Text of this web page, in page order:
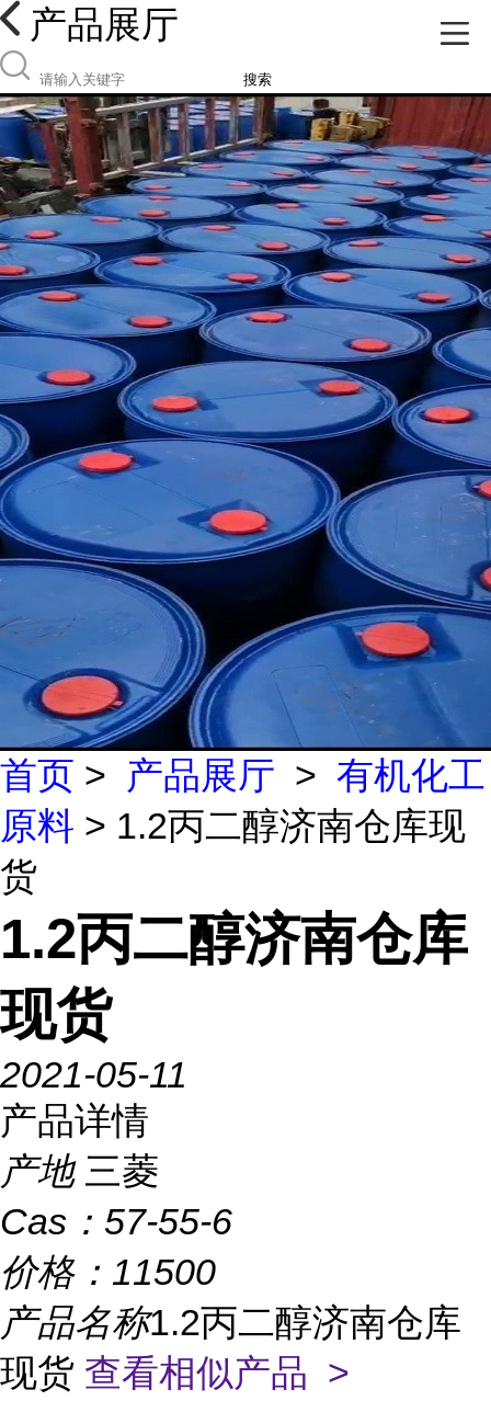
产品展厅
搜索
首页 > 产品展厅 > 有机化工
原料 > 1.2丙二醇济南仓库现
货
1.2丙二醇济南仓库
现货
2021-05-11
产品详情
产地 三菱
Cas： 57-55-6
价格： 11500
产品名称1.2丙二醇济南仓库
现货 查看相似产品 >